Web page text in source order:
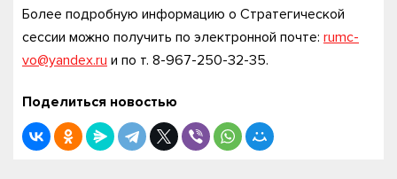
Более подробную информацию о Стратегической
сессии можно получить по электронной почте: rumc-
vo@yandex.ru и по т. 8-967-250-32-35.
Поделиться новостью